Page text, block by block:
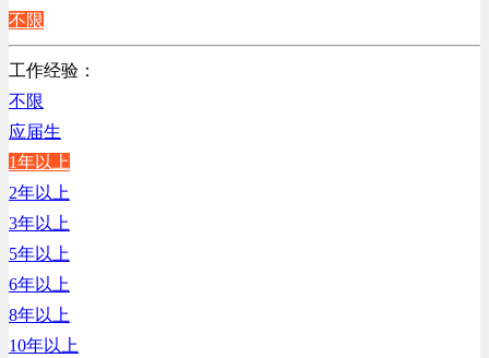
计算机软件类
贸易/物流/仓储/采购类
客服及凯发娱乐网址的技术支持类
高级管理类
电子/电器/半导体类
电力电气/能源/自动化
程序/语言开发类
行政/后勤/文秘类
销售类
人力资源类
互联网/电子商务/游戏类
建筑装潢/市政建设类
不限
工作经验：
不限
应届生
1年以上
2年以上
3年以上
5年以上
6年以上
8年以上
10年以上